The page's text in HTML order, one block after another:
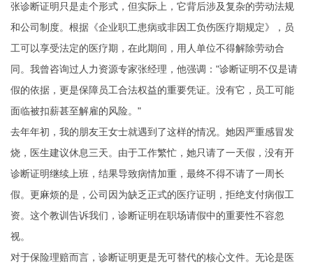
张诊断证明只是走个形式，但实际上，它背后涉及复杂的劳动法规
和公司制度。根据《企业职工患病或非因工负伤医疗期规定》，员
工可以享受法定的医疗期，在此期间，用人单位不得解除劳动合
同。我曾咨询过人力资源专家张经理，他强调："诊断证明不仅是请
假的依据，更是保障员工合法权益的重要凭证。没有它，员工可能
面临被扣薪甚至解雇的风险。"
去年年初，我的朋友王女士就遇到了这样的情况。她因严重感冒发
烧，医生建议休息三天。由于工作繁忙，她只请了一天假，没有开
诊断证明继续上班，结果导致病情加重，最终不得不请了一周长
假。更麻烦的是，公司因为缺乏正式的医疗证明，拒绝支付病假工
资。这个教训告诉我们，诊断证明在职场请假中的重要性不容忽
视。
对于保险理赔而言，诊断证明更是无可替代的核心文件。无论是医